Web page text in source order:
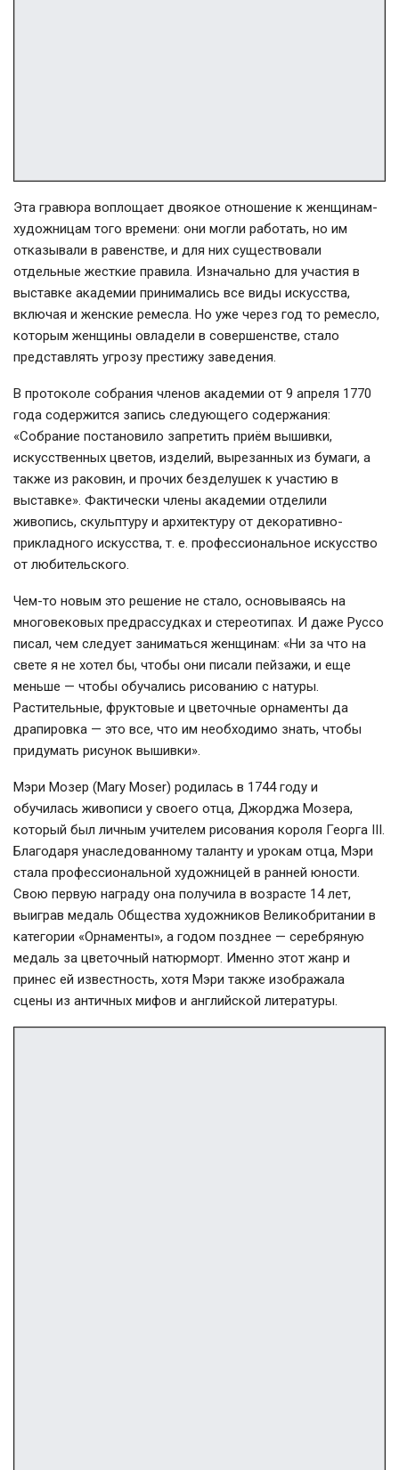
Эта гравюра воплощает двоякое отношение к женщинам-
художницам того времени: они могли работать, но им
отказывали в равенстве, и для них существовали
отдельные жесткие правила. Изначально для участия в
выставке академии принимались все виды искусства,
включая и женские ремесла. Но уже через год то ремесло,
которым женщины овладели в совершенстве, стало
представлять угрозу престижу заведения.
В протоколе собрания членов академии от 9 апреля 1770
года содержится запись следующего содержания:
«Собрание постановило запретить приём вышивки,
искусственных цветов, изделий, вырезанных из бумаги, а
также из раковин, и прочих безделушек к участию в
выставке». Фактически члены академии отделили
живопись, скульптуру и архитектуру от декоративно-
прикладного искусства, т. е. профессиональное искусство
от любительского.
Чем-то новым это решение не стало, основываясь на
многовековых предрассудках и стереотипах. И даже Руссо
писал, чем следует заниматься женщинам: «Ни за что на
свете я не хотел бы, чтобы они писали пейзажи, и еще
меньше — чтобы обучались рисованию с натуры.
Растительные, фруктовые и цветочные орнаменты да
драпировка — это все, что им необходимо знать, чтобы
придумать рисунок вышивки».
Мэри Мозер (Mary Moser) родилась в 1744 году и
обучилась живописи у своего отца, Джорджа Мозера,
который был личным учителем рисования короля Георга III.
Благодаря унаследованному таланту и урокам отца, Мэри
стала профессиональной художницей в ранней юности.
Свою первую награду она получила в возрасте 14 лет,
выиграв медаль Общества художников Великобритании в
категории «Орнаменты», а годом позднее — серебряную
медаль за цветочный натюрморт. Именно этот жанр и
принес ей известность, хотя Мэри также изображала
сцены из античных мифов и английской литературы.